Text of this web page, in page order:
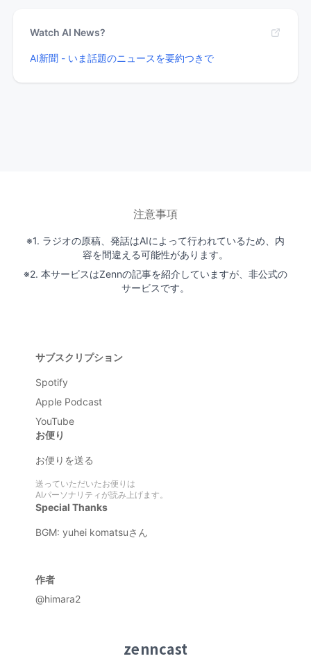
Watch AI News?
AI新聞 - いま話題のニュースを要約つきで
注意事項
※1. ラジオの原稿、発話はAIによって行われているため、内
容を間違える可能性があります。
※2. 本サービスはZennの記事を紹介していますが、非公式の
サービスです。
サブスクリプション
Spotify
Apple Podcast
YouTube
お便り
お便りを送る
送っていただいたお便りは
AIパーソナリティが読み上げます。
Special Thanks
BGM: yuhei komatsuさん
作者
@himara2
zenncast